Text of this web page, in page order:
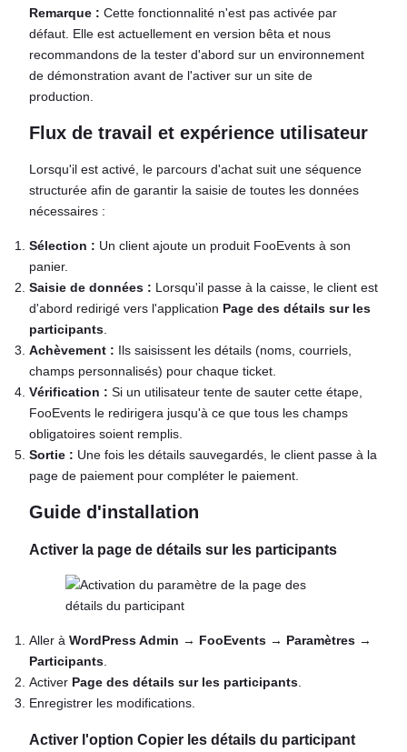
Remarque : Cette fonctionnalité n'est pas activée par
défaut. Elle est actuellement en version bêta et nous
recommandons de la tester d'abord sur un environnement
de démonstration avant de l'activer sur un site de
production.
Flux de travail et expérience utilisateur
Lorsqu'il est activé, le parcours d'achat suit une séquence
structurée afin de garantir la saisie de toutes les données
nécessaires :
Sélection : Un client ajoute un produit FooEvents à son
panier.
Saisie de données : Lorsqu'il passe à la caisse, le client est
d'abord redirigé vers l'application Page des détails sur les
participants
Achèvement : Ils saisissent les détails (noms, courriels,
champs personnalisés) pour chaque ticket.
Vérification : Si un utilisateur tente de sauter cette étape,
FooEvents le redirigera jusqu'à ce que tous les champs
obligatoires soient remplis.
Sortie : Une fois les détails sauvegardés, le client passe à la
page de paiement pour compléter le paiement.
Guide d'installation
Activer la page de détails sur les participants
Aller à WordPress Admin → FooEvents → Paramètres →
Participants
Activer Page des détails sur les participants
Enregistrer les modifications.
Activer l'option Copier les détails du participant